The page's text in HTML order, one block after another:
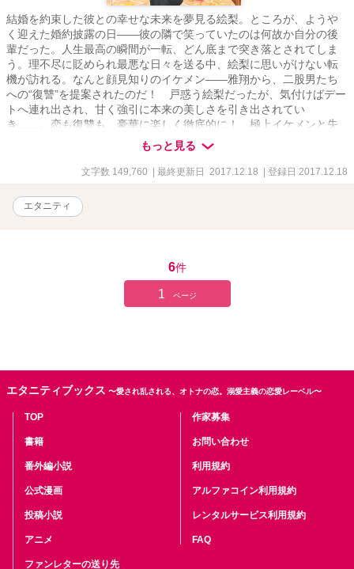
結婚を約束した彼との幸せな未来を夢見る絵梨。ところが、ようや
く迎えた婚約披露の日――彼の隣で笑っていたのは何故か自分の後
輩だった。人生最高の瞬間が一転、どん底まで突き落とされてしま
う。理不尽に貶められ最悪な日々を送る中、絵梨に思いがけない転
機が訪れる。なんと顔見知りのイケメン――雅翔から、二股男たち
への“復讐”を提案されたのだ！ 戸惑う絵梨だったが、気付けばデー
トへ連れ出され、甘く強引に本来の美しさを引き出されてい
き……。恋も復讐も、豪華に楽しく徹底的に！ 極上イケメンと失
恋女子のときめきハッピーロマンス!!
もっと見る
文字数 149,760 | 最終更新日 2017.12.18 | 登録日 2017.12.18
エタニティ
6件
1 ページ
エタニティブックス 〜愛され乱される、オトナの恋。溺愛主義の恋愛レーベル〜
TOP
書籍
番外編小説
公式漫画
投稿小説
アニメ
ファンレターの送り先
作家募集
お問い合わせ
利用規約
アルファコイン利用規約
レンタルサービス利用規約
FAQ